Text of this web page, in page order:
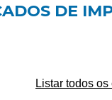
DE
Listar todos